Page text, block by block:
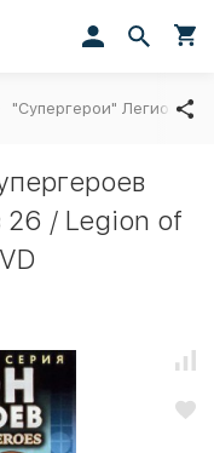
"Супергерои" Легион
26 / Legion of